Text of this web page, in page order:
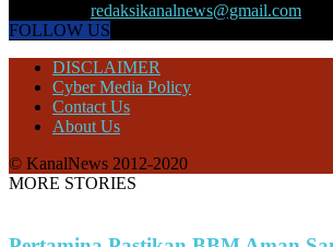
redaksikanalnews@gmail.com
FOLLOW US
DISCLAIMER
Cyber Media Policy
Contact Us
About Us
© KanalNews 2012-2020
MORE STORIES